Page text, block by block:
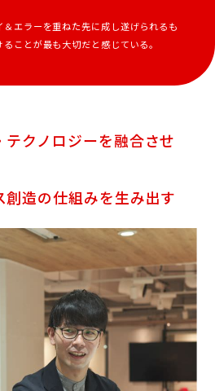
エラーを重ねた先に成し遂げられるも
ことが最も大切だと感じている。
クノロジーを融合させ
造の仕組みを生み出す